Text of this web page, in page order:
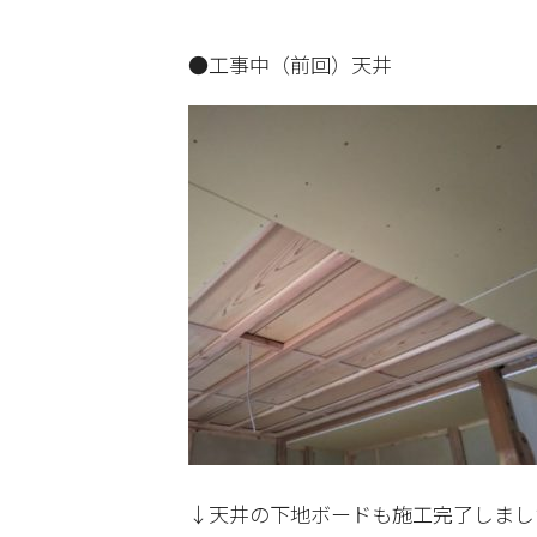
●工事中（前回）天井
↓天井の下地ボードも施工完了しま